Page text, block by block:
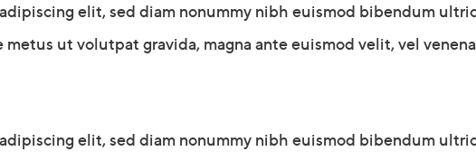
elit, sed diam nonummy nibh euismod bibendum
ut volutpat gravida, magna ante euismod velit, vel
elit, sed diam nonummy nibh euismod bibendum